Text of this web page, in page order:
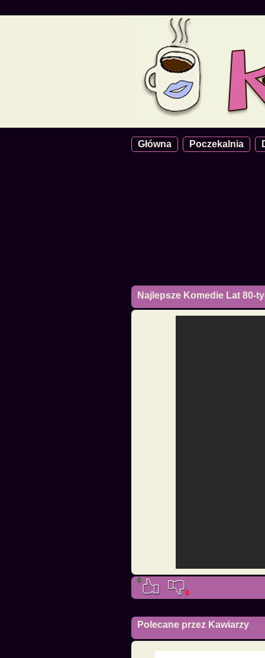
Główna Poczekalnia
Najlepsze Komedie Lat 80-
0
0
Polecane przez Kawiarzy